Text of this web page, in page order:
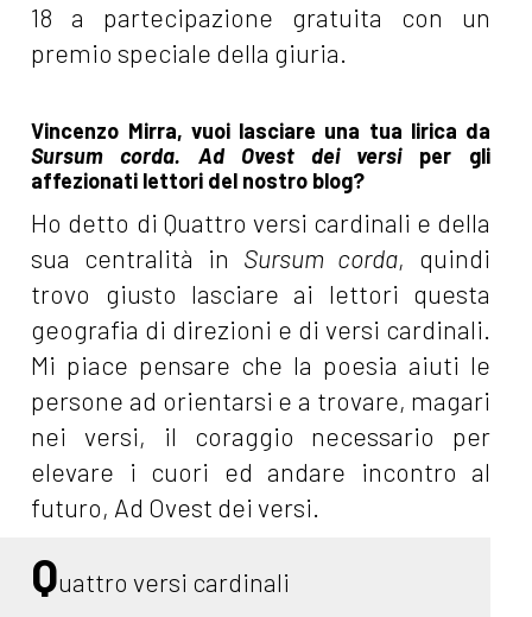
18 a partecipazione gratuita con un
premio speciale della giuria.
Vincenzo Mirra, vuoi lasciare una tua lirica da
Sursum corda. Ad Ovest dei versiper gli
affezionati lettori del nostro blog?
Ho detto di Quattro versi cardinali e della
sua centralità in Sursum corda, quindi
trovo giusto lasciare ai lettori questa
geografia di direzioni e di versi cardinali.
Mi piace pensare che la poesia aiuti le
persone ad orientarsi e a trovare, magari
nei versi, il coraggio necessario per
elevare i cuori ed andare incontro al
futuro, Ad Ovest dei versi.
Quattro versi cardinali